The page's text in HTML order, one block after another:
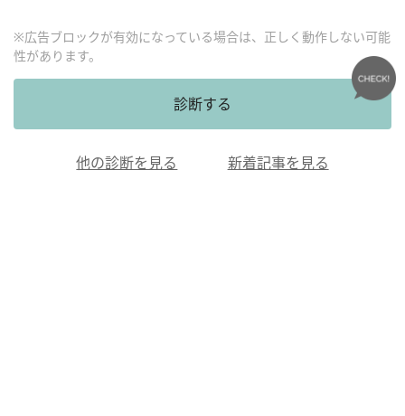
※広告ブロックが有効になっている場合は、正しく動作しない可能
性があります。
診断する
他の診断を見る 新着記事を見る